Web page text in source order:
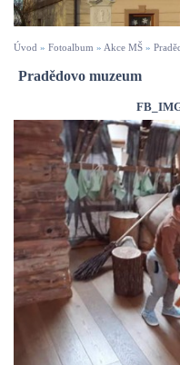
Úvod » Fotoalbum » Akce MŠ »
Pradědovo muzeum